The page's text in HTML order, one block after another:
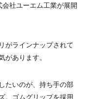
会社ユーエム工業が展開
がラインナップされて
があります。
たいのが、持ち手の部
。ゴムグリップを採用